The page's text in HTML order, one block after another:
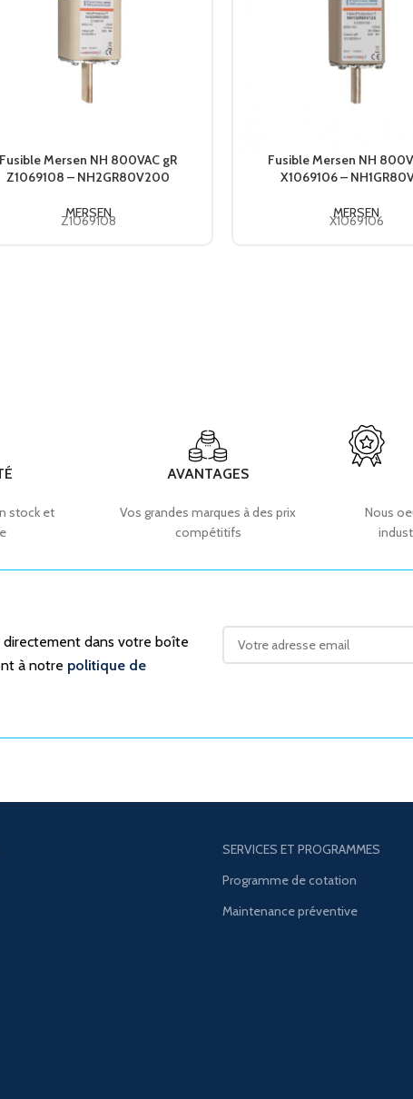
Fusible Mersen NH 800VAC gR
Z1069108 – NH2GR80V200
MERSEN
Z1069108
Fusible Mersen NH
X1069106 –
MERSEN
X1069106
stock et
AVANTAGES
Vos grandes marques à des prix
compétitifs
Nous
directement dans votre boîte
à notre politique de
SERVICES ET PROGRAMMES
Programme de cotation
Maintenance préventive